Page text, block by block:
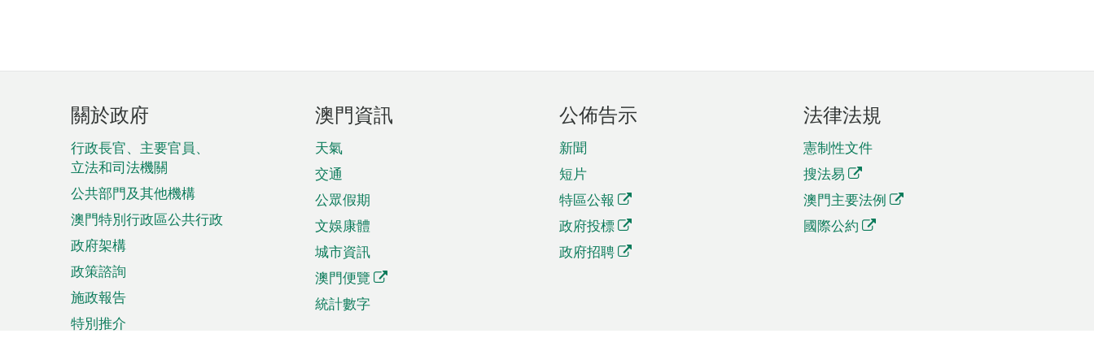
頁
腳
菜
單
關於政府
行政長官、主要官員、
立法和司法機關
公共部門及其他機構
澳門特別行政區公共行政
政府架構
政策諮詢
施政報告
特別推介
澳門資訊
天氣
交通
公眾假期
文娛康體
城市資訊
澳門便覽
統計數字
公佈告示
新聞
短片
特區公報
政府投標
政府招聘
法律法規
憲制性文件
搜法易
澳門主要法例
國際公約